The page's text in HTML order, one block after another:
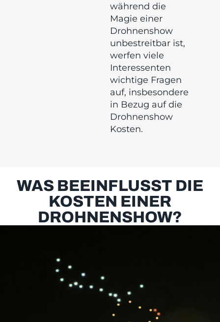
während die
Magie einer
Drohnenshow
unbestreitbar ist,
werfen viele
Interessenten
wichtige Fragen
auf, insbesondere
in Bezug auf die
Drohnenshow
Kosten.
WAS BEEINFLUSST DIE
KOSTEN EINER
DROHNENSHOW?